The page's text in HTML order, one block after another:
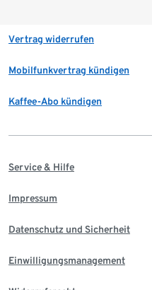
Vertrag widerrufen
Mobilfunkvertrag kündigen
Kaffee-Abo kündigen
Service & Hilfe
Impressum
Datenschutz und Sicherheit
Einwilligungsmanagement